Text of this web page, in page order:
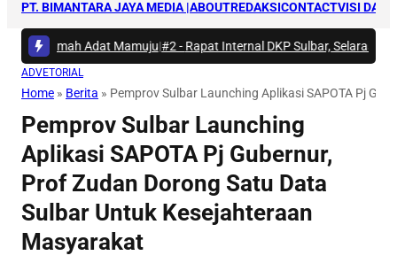
PT. BIMANTARA JAYA MEDIA |ABOUTREDAKSICONTACTVISI DAN
Rumah Adat Mamuju|#2 -Rapat Internal DKP Sulbar, Selaraskan
ADVETORIAL
Home » Berita » Pemprov Sulbar Launching Aplikasi SAPOTA Pj
Pemprov Sulbar Launching
Aplikasi SAPOTA Pj Gubernur,
Prof Zudan Dorong Satu Data
Sulbar Untuk Kesejahteraan
Masyarakat